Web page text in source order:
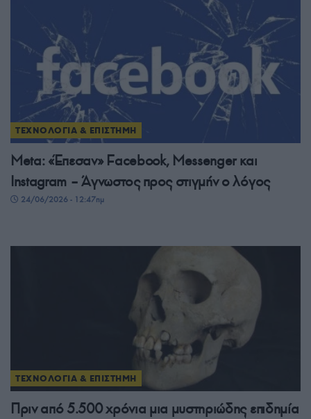
ΤΕΧΝΟΛΟΓΙΑ & ΕΠΙΣΤΗΜΗ
Meta: «Έπεσαν» Facebook, Messenger και
Instagram – Άγνωστος προς στιγμήν ο λόγος
24/06/2026 - 12:47πμ
ΤΕΧΝΟΛΟΓΙΑ & ΕΠΙΣΤΗΜΗ
Πριν από 5.500 χρόνια μια μυστηριώδης επιδημία